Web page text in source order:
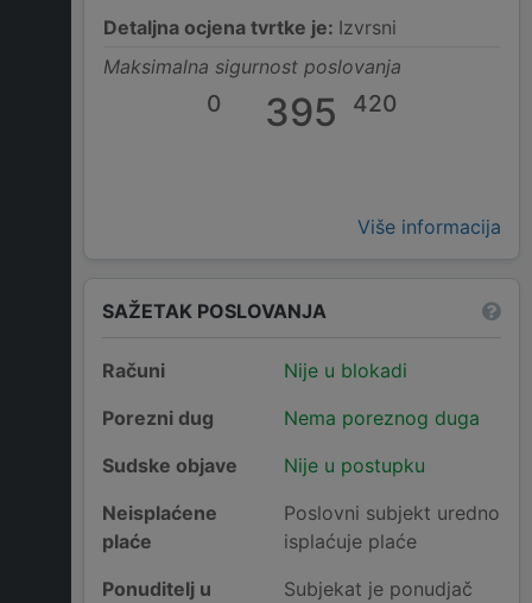
Detaljna ocjena tvrtke je: Izvrsni
Maksimalna sigurnost poslovanja
0 395 420
Više informacija
SAŽETAK POSLOVANJA
Računi
Nije u blokadi
Porezni dug
Nema poreznog duga
Sudske objave
Nije u postupku
Neisplaćene
plaće
Poslovni subjekt uredno
isplaćuje plaće
Ponuditelj u
Subjekat je ponudjač